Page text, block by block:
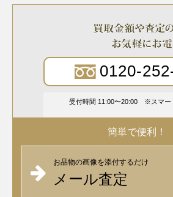
0120-
受付時間 11:00〜20:00 スマー
簡単で便利！
お品物の画像を添付するだけ
メール査定